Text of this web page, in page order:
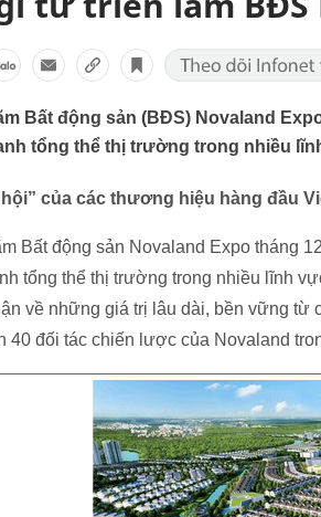
Bất động sản (BĐS) Novaland
tổng thể thị trường trong nhiều
hội” của các thương hiệu hàng đầu
Bất động sản Novaland Expo tháng
tổng thể thị trường trong nhiều lĩnh
về những giá trị lâu dài, bền vững
40 đối tác chiến lược của Novaland